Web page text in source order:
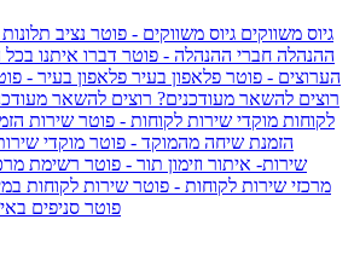
גיוס משווקים גיוס משווקים - פוטר נציב תלונות
ההנהלה חברי ההנהלה - פוטר דברו איתנו
הערוצים - פוטר פלאפון בעיר פלאפון בעיר -
רוצים להשאר מעודכנים? רוצים להשאר
לקוחות מוקדי שירות לקוחות - פוטר שירות
הזמנת שיחה מהמוקד - פוטר מוקדי
שירות- איתור וזימון תור - פוטר רשימת
מרכזי שירות לקוחות - פוטר שירות לקוחות
פוטר סניפים